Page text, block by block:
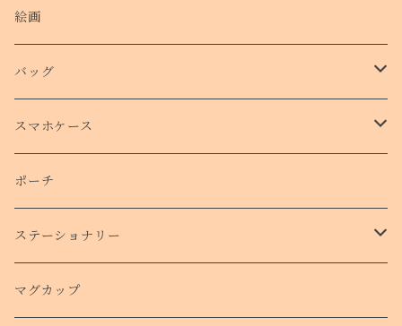
絵画
バッグ
トートバッグ
スマホケース
側面プリントハードケース
手帳型スマホケース
クリアケース
ポーチ
ステーショナリー
カード
マグカップ